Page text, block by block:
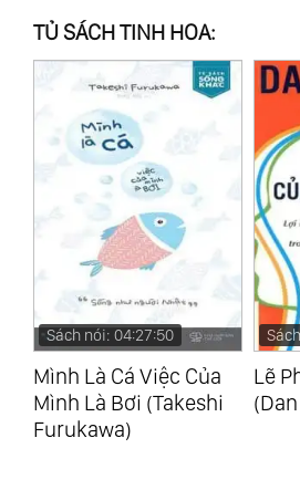
TỦ SÁCH TINH HOA:
Sách nói: 08:50:30
Lẽ Phải Của Phi Lý Trí
(Dan Ariely)
Sức